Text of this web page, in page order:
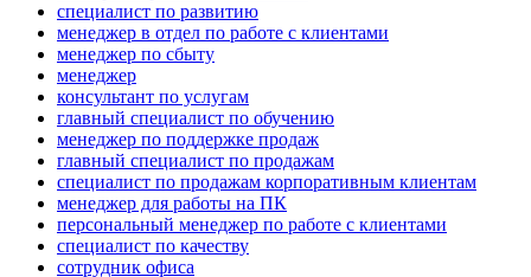
специалист по развитию
менеджер в отдел по работе с клиентами
менеджер по сбыту
менеджер
консультант по услугам
главный специалист по обучению
менеджер по поддержке продаж
главный специалист по продажам
специалист по продажам корпоративным клиентам
менеджер для работы на ПК
персональный менеджер по работе с клиентами
специалист по качеству
сотрудник офиса